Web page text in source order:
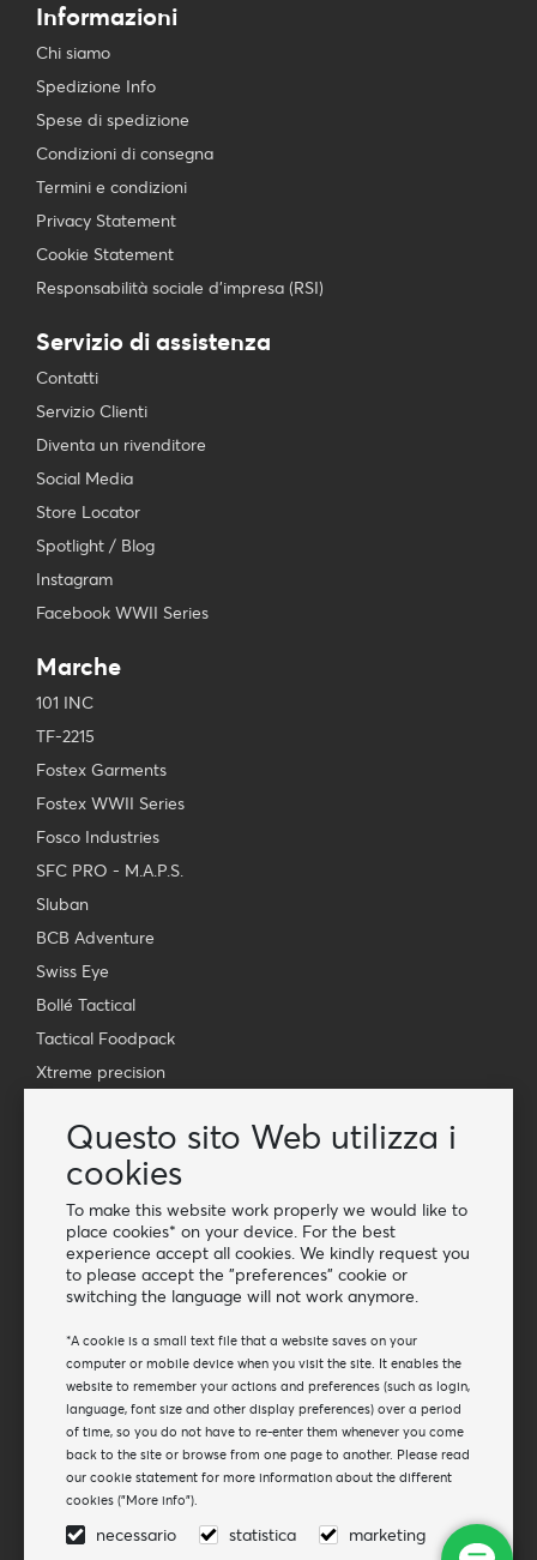
Questo sito Web utilizza i
cookies
To make this website work properly we would like to
place cookies* on your device. For the best
experience accept all cookies. We kindly request you
to please accept the "preferences" cookie or
switching the language will not work anymore.
*A cookie is a small text file that a website saves on your
computer or mobile device when you visit the site. It enables the
website to remember your actions and preferences (such as login,
language, font size and other display preferences) over a period
of time, so you do not have to re-enter them whenever you come
back to the site or browse from one page to another. Please read
our cookie statement for more information about the different
cookies ("More info").
necessario statistica marketing
Informazioni
Chi siamo
Spedizione Info
Spese di spedizione
Condizioni di consegna
Termini e condizioni
Privacy Statement
Cookie Statement
Responsabilità sociale d’impresa (RSI)
Servizio di assistenza
Contatti
Servizio Clienti
Diventa un rivenditore
Social Media
Store Locator
Spotlight / Blog
Instagram
Facebook WWII Series
Marche
101 INC
TF-2215
Fostex Garments
Fostex WWII Series
Fosco Industries
SFC PRO - M.A.P.S.
Sluban
BCB Adventure
Swiss Eye
Bollé Tactical
Tactical Foodpack
Xtreme precision
Contatto
Grossista Van Os Imports B.V.
Telefono: + 31 348 451 219
WhatsApp us!
Notiziario
Iscriviti alla nostra mailing list
Sottoscrivi
Seguici